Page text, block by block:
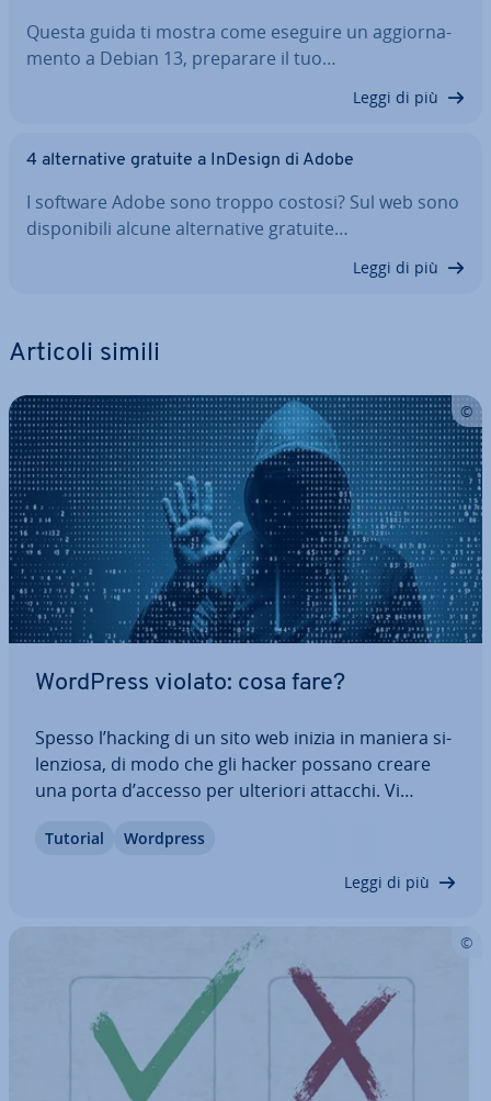
Questa guida ti mostra come eseguire un ag­gior­na­
men­to a Debian 13, preparare il tuo…
Leggi di più
4 al­ter­na­ti­ve gratuite a InDesign di Adobe
I software Adobe sono troppo costosi? Sul web sono
di­spo­ni­bi­li alcune al­ter­na­ti­ve gratuite…
Leggi di più
Articoli simili
WordPress violato: cosa fare?
Spesso l’hacking di un sito web inizia in maniera si­
len­zio­sa, di modo che gli hacker possano creare
una porta d’accesso per ulteriori attacchi. Vi
WordPress è stato violato e quali misure vi aiu­te­
Tutorial Wordpress
Leggi di più